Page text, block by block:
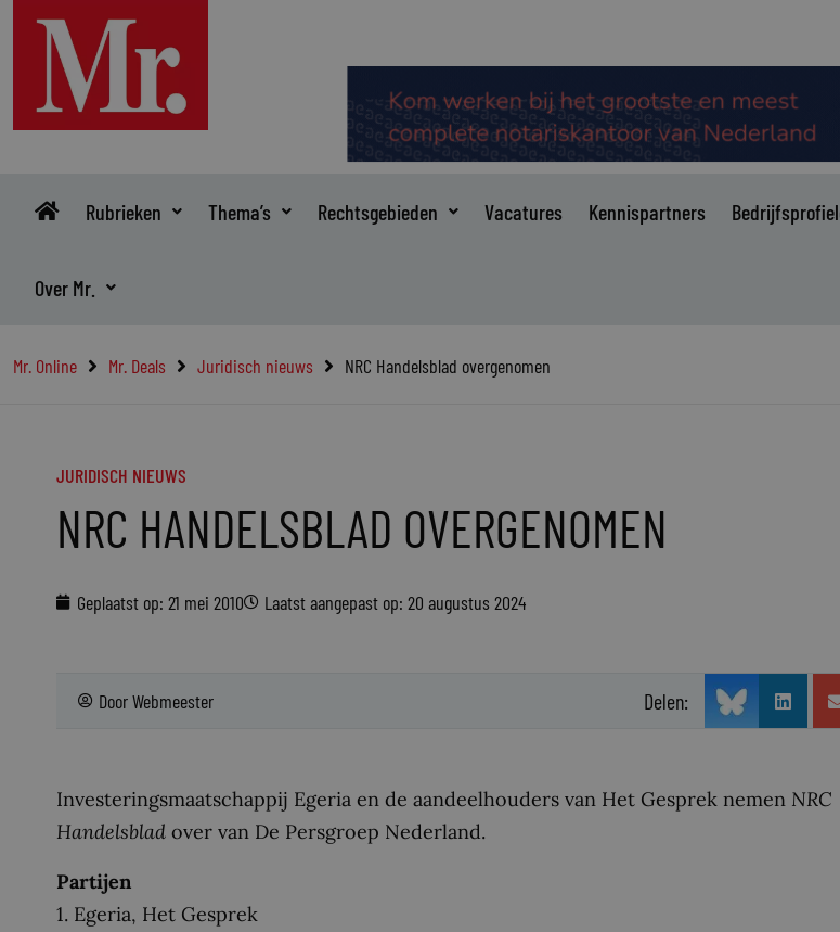
inhoud
Rubrieken Thema’s Rechtsgebieden Vacatures Kennispartners
Over Mr.
Mr. Online Mr. Deals Juridisch nieuws NRC Handelsblad overgenomen
JURIDISCH NIEUWS
NRC HANDELSBLAD OVERGENOMEN
Geplaatst op: 21 mei 2010 Laatst aangepast op: 20 augustus 2024
DoorWebmeester Delen:
Investeringsmaatschappij Egeria en de aandeelhouders van Het Gesprek nemen NRC
Handelsblad over van De Persgroep Nederland.
Partijen
1. Egeria, Het Gesprek